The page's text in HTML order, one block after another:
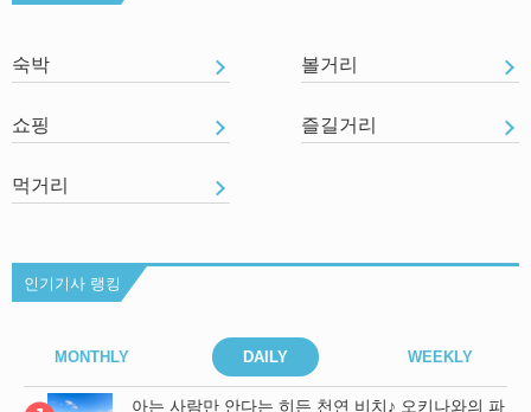
숙박 볼거리
쇼핑 즐길거리
먹거리
인기기사 랭킹
MONTHLY DAILY WEEKLY
아는 사람만 안다는 히든 천연 비치♪ 오키나와의 파